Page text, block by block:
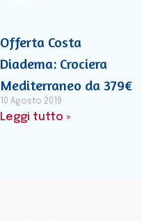
Offerta Costa
Diadema: Crociera
Mediterraneo da 379€
10 Agosto 2019
Leggi tutto »